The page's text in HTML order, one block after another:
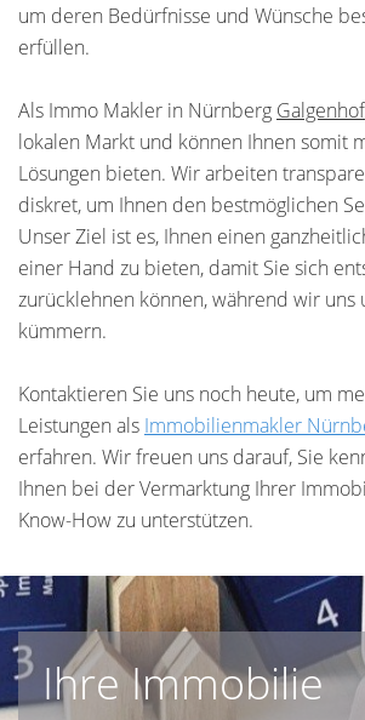
um deren Bedürfnisse und Wünsche
erfüllen.
Als Immo Makler in Nürnberg Galgenhof
lokalen Markt und können Ihnen somit
Lösungen bieten. Wir arbeiten
diskret, um Ihnen den bestmöglichen
Unser Ziel ist es, Ihnen einen
einer Hand zu bieten, damit Sie sich
zurücklehnen können, während wir uns
kümmern.
Kontaktieren Sie uns noch heute, um
Leistungen als Immobilienmakler
erfahren. Wir freuen uns darauf, Sie
Ihnen bei der Vermarktung Ihrer
Know-How zu unterstützen.
Ihre Immobilie